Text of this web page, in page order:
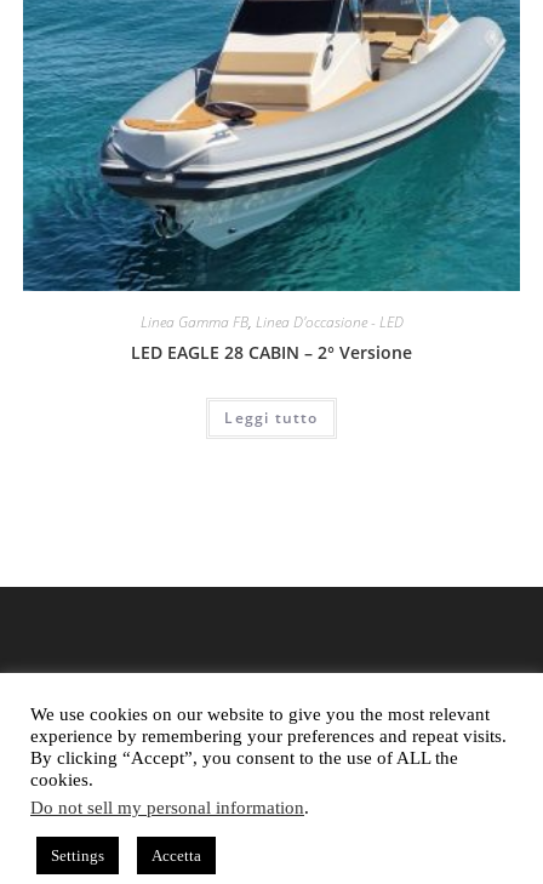
Linea Gamma FB, Linea D'occasione - LED
LED EAGLE 28 CABIN – 2° Versione
Leggi tutto
We use cookies on our website to give you the most relevant
experience by remembering your preferences and repeat visits.
By clicking “Accept”, you consent to the use of ALL the
cookies.
Do not sell my personal information.
Settings Accetta